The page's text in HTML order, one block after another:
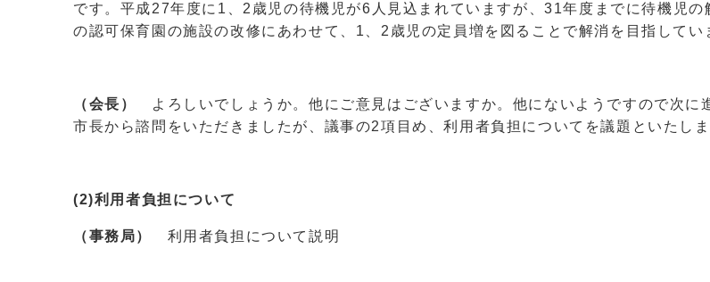
です。平成27年度に1、2歳児の待機児が6人見込まれていますが、31年度までに待機児
の認可保育園の施設の改修にあわせて、1、2歳児の定員増を図ることで解消を目指してい
（会長）
よろしいでしょうか。他にご意見はございますか。他にないようですので次に
市長から諮問をいただきましたが、議事の2項目め、利用者負担についてを議題といたし
(2)利用者負担について
（事務局） 利用者負担について説明